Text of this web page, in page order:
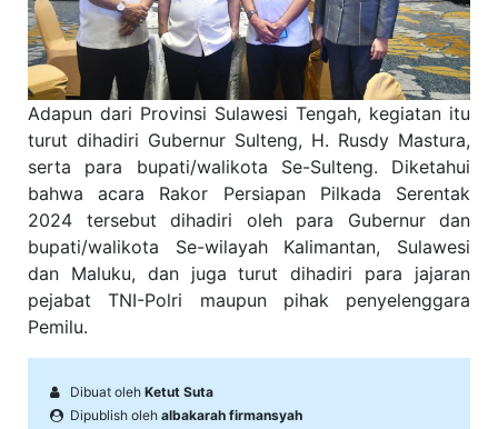
Adapun dari Provinsi Sulawesi Tengah, kegiatan itu
turut dihadiri Gubernur Sulteng, H. Rusdy Mastura,
serta para bupati/walikota Se-Sulteng. Diketahui
bahwa acara Rakor Persiapan Pilkada Serentak
2024 tersebut dihadiri oleh para Gubernur dan
bupati/walikota Se-wilayah Kalimantan, Sulawesi
dan Maluku, dan juga turut dihadiri para jajaran
pejabat TNI-Polri maupun pihak penyelenggara
Pemilu.
Dibuat oleh Ketut Suta
Dipublish oleh albakarah firmansyah